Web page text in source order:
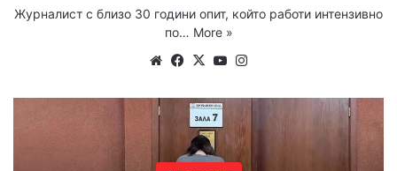
Журналист с близо 30 години опит, който работи интензивно
по… More »
WebsiteFacebook
X YouTube